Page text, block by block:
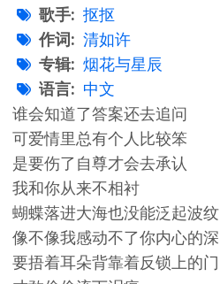
歌手
抠抠
作词
清如许
专辑
烟花与星辰
语言
中文
谁会知道了答案还去追问
可爱情里总有个人比较笨
是要伤了自尊才会去承认
我和你从来不相衬
蝴蝶落进大海也没能泛起波纹
像不像我感动不了你内心的深
要捂着耳朵背靠着反锁上的门